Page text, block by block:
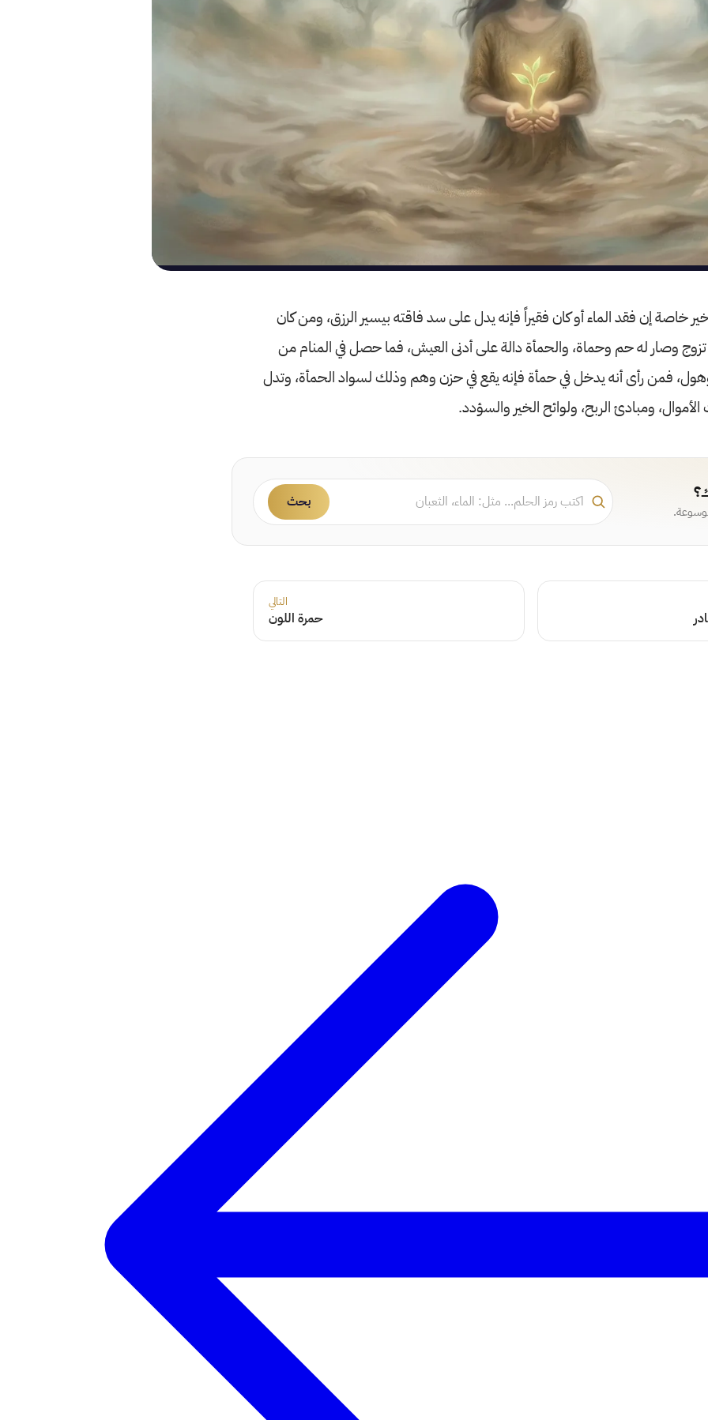
خاصة إن فقد الماء أو كان فقيراً فإنه يدل على سد فاقته بيسير الرزق، ومن كان
تزوج وصار له حم وحماة، والحمأة دالة على أدنى العيش، فما حصل في المنام من
فمن رأى أنه يدخل في حمأة فإنه يقع في حزن وهم وذلك لسواد الحمأة، وتدل
ومبادئ الربح، ولوائح الخير والسؤدد.
بحث
التالي
حمرة اللون